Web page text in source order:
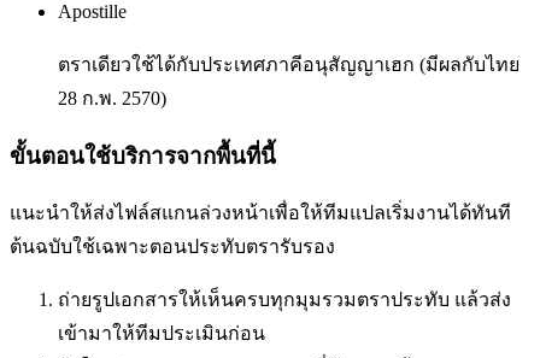
Apostille
ตราเดียวใช้ได้กับประเทศภาคีอนุสัญญาเฮก (มีผลกับไทย
28 ก.พ. 2570)
ขั้นตอนใช้บริการจากพื้นที่นี้
แนะนำให้ส่งไฟล์สแกนล่วงหน้าเพื่อให้ทีมแปลเริ่มงานได้ทันที
ต้นฉบับใช้เฉพาะตอนประทับตรารับรอง
ถ่ายรูปเอกสารให้เห็นครบทุกมุมรวมตราประทับ แล้วส่ง
เข้ามาให้ทีมประเมินก่อน